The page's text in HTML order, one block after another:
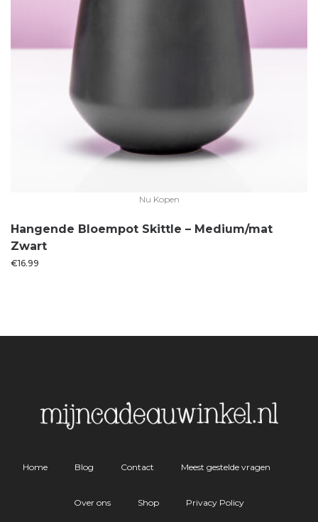
Nu Kopen
Hangende Bloempot Skittle – Medium/mat
Zwart
€16.99
Home Blog Contact Meest gestelde vragen
Over ons Shop Privacy Policy